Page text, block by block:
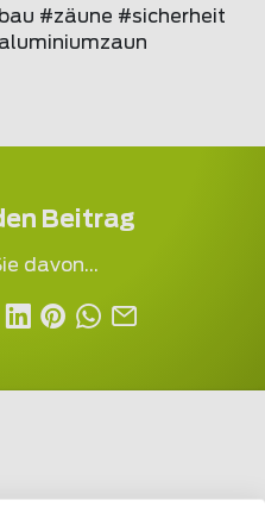
#zäune #sicherheit
Beitrag
davon...